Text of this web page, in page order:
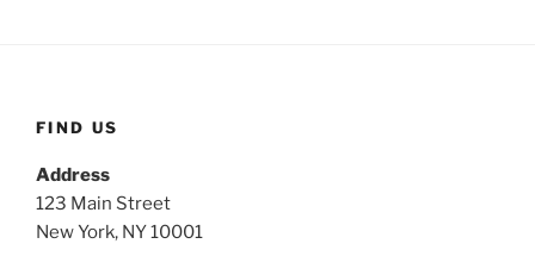
FIND US
Address
123 Main Street
New York, NY 10001